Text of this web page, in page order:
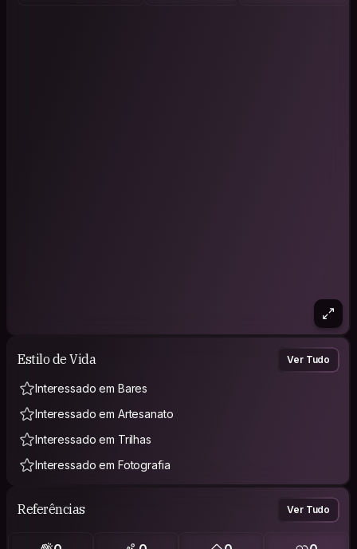
Estilo de Vida Ver Tudo
Interessado em Bares
Interessado em Artesanato
Interessado em Trilhas
Interessado em Fotografia
Referências Ver Tudo